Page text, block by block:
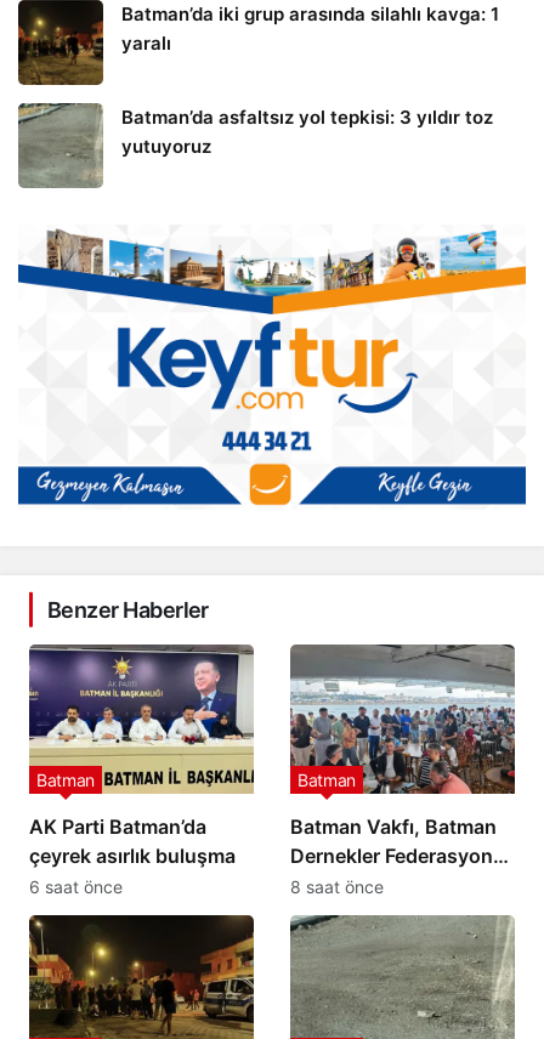
Batman’da iki grup arasında silahlı kavga: 1
yaralı
Batman’da asfaltsız yol tepkisi: 3 yıldır toz
yutuyoruz
Benzer Haberler
AK Parti Batman’da
çeyrek asırlık buluşma
Batman
6 saat önce
Batman Vakfı, Batman
Dernekler Federasyonu
ile boğaz turunda
buluştu
Batman
8 saat önce